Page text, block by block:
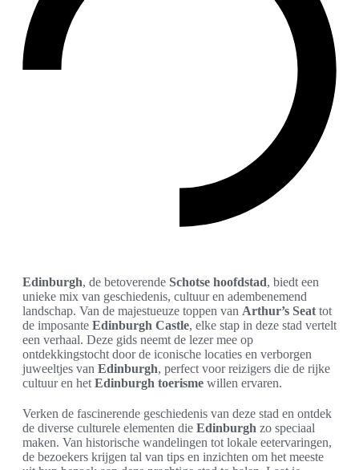
Edinburgh, de betoverende Schotse hoofdstad, biedt een
unieke mix van geschiedenis, cultuur en adembenemend
landschap. Van de majestueuze toppen van Arthur’s Seat tot
de imposante Edinburgh Castle, elke stap in deze stad vertelt
een verhaal. Deze gids neemt de lezer mee op
ontdekkingstocht door de iconische locaties en verborgen
juweeltjes van Edinburgh, perfect voor reizigers die de rijke
cultuur en het Edinburgh toerisme willen ervaren.
Verken de fascinerende geschiedenis van deze stad en ontdek
de diverse culturele elementen die Edinburgh zo speciaal
maken. Van historische wandelingen tot lokale eetervaringen,
de bezoekers krijgen tal van tips en inzichten om het meeste